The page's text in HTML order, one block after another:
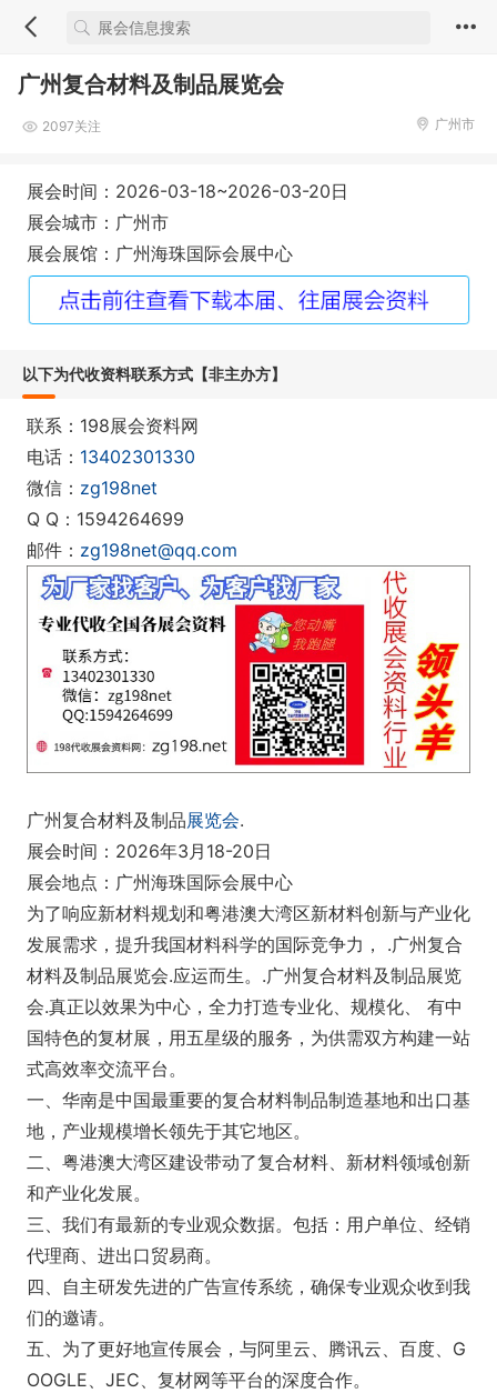
广州复合材料及制品展览会
2097关注 广州市
展会时间：2026-03-18~2026-03-20日
展会城市：广州市
展会展馆：广州海珠国际会展中心
以下为代收资料联系方式【非主办方】
联系：198展会资料网
电话： 13402301330
微信： zg198net
Q Q：1594264699
邮件： zg198net@qq.com
广州复合材料及制品展览会.
展会时间：2026年3月18-20日
展会地点：广州海珠国际会展中心
为了响应新材料规划和粤港澳大湾区新材料创新与产业化
发展需求，提升我国材料科学的国际竞争力， .广州复合
材料及制品展览会.应运而生。.广州复合材料及制品展览
会.真正以效果为中心，全力打造专业化、规模化、 有中
国特色的复材展，用五星级的服务，为供需双方构建一站
式高效率交流平台。
一、华南是中国最重要的复合材料制品制造基地和出口基
地，产业规模增长领先于其它地区。
二、粤港澳大湾区建设带动了复合材料、新材料领域创新
和产业化发展。
三、我们有最新的专业观众数据。包括：用户单位、经销
代理商、进出口贸易商。
四、自主研发先进的广告宣传系统，确保专业观众收到我
们的邀请。
五、为了更好地宣传展会，与阿里云、腾讯云、百度、G
OOGLE、JEC、复材网等平台的深度合作。